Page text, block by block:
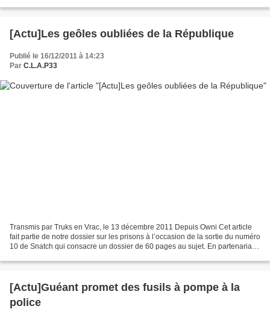
[Actu]Les geôles oubliées de la République
Publié le 16/12/2011 à 14:23
Par C.L.A.P33
Transmis par Truks en Vrac, le 13 décembre 2011 Depuis Owni Cet article
fait partie de notre dossier sur les prisons à l’occasion de la sortie du numéro
10 de Snatch qui consacre un dossier de 60 pages au sujet. En partenariat
[Actu]Guéant promet des fusils à pompe à la
police